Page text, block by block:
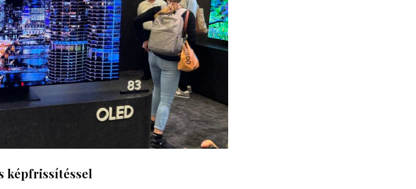
képfrissítéssel